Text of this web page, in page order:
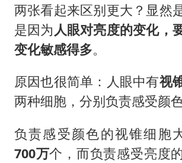
两张看起来区别更大？显然
是因为人眼对亮度的变化，
变化敏感得多。
原因也很简单：人眼中有视
两种细胞，分别负责感受颜色
负责感受颜色的视锥细胞
700万个，而负责感受亮度